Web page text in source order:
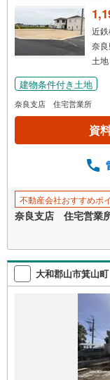
る
・
条
件
マ
イ
ペ
ジ
存
す
近
奈
土
建物条件付き土地
奈良支店 住宅営業所
資
不動産会社おすすめポ
奈良支店 住宅営業
大和郡山市箕山町